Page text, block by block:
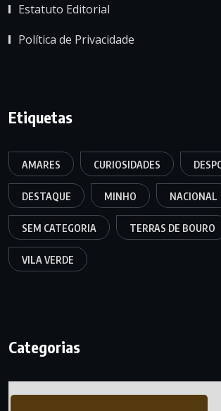
Estatuto Editorial
Política de Privacidade
Etiquetas
AMARES CURIOSIDADES
DESTAQUE MINHO NACIONAL
SEM CATEGORIA TERRAS DE BOURO
VILA VERDE
Categorias